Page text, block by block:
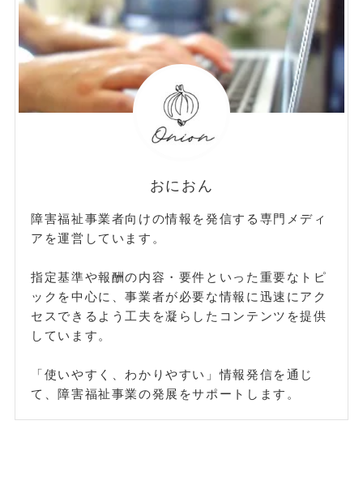
ー
おにおん
障害福祉事業者向けの情報を発信する専門メディ
アを運営しています。
指定基準や報酬の内容・要件といった重要なトピ
ックを中心に、事業者が必要な情報に迅速にアク
セスできるよう工夫を凝らしたコンテンツを提供
しています。
「使いやすく、わかりやすい」情報発信を通じ
て、障害福祉事業の発展をサポートします。